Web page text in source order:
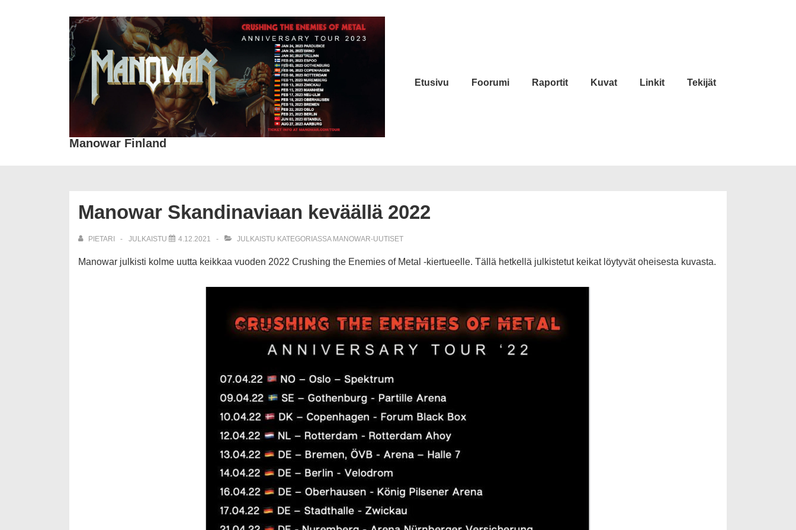
Manowar Finland
Päänavigaatio
Etusivu Foorumi Raportit Kuvat Linkit Tekijät
Manowar Skandinaviaan keväällä 2022
PIETARI JULKAISTU 4.12.2021 JULKAISTU KATEGORIASSA MANOWAR-UUTISET
Manowar julkisti kolme uutta keikkaa vuoden 2022 Crushing the Enemies of Metal -kiertueelle. Tällä hetkellä julkistetut keikat löytyvät oheisesta kuvasta.